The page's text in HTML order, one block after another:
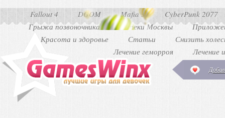
Fallout 4 DOOM Mafia 3
CyberPunk 2077
Грыжа позвоночника
Аптеки Москвы
Красота и здоровье
Статьи
Снизить
Лечение геморроя
Лечение